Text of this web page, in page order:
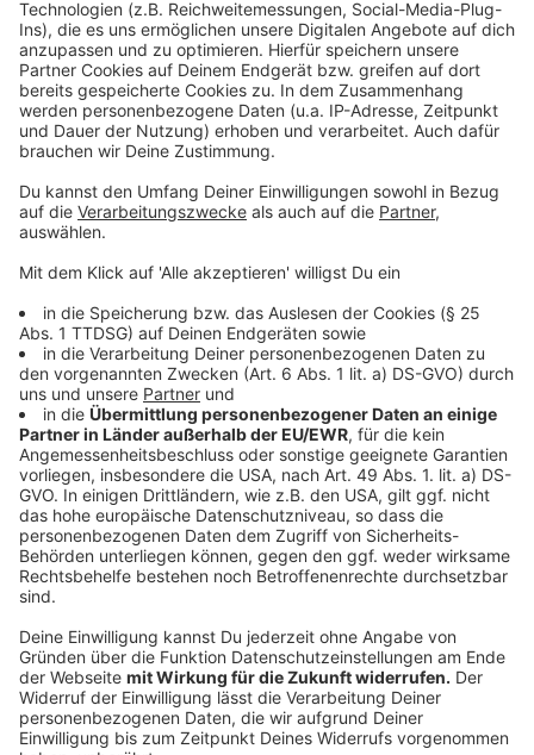
Teilnehmer haben das Recht, jederzeit aus Gründen,
die sich aus ihrer besonderen Situation ergeben, bei
Vorliegen der gesetzlichen Voraussetzungen gegen
die Verarbeitung ihrer Daten Widerspruch einzulegen.
Die Rechtmäßigkeit der bis zum Widerspruch
BDSG; Art. 21 DSGVO). Teilnehmer sind ebenfalls
berechtigt eine Berichtigung, Löschung oder Sperrung
ihrer personenbezogenen Daten zu verlangen, soweit
(§ 35 BDSG; Art. 16, 17 DSGVO). Zu beachten ist, dass
im Falle der Geltendmachung eines Widerspruchs oder
Anspruchs auf Sperrung oder Löschung der
personenbezogenen Daten während der Durchführung
des Gewinnspiels durch Teilnehmer, diese regelmäßig
nicht mehr an der Gewinnspielverlosung teilnehmen
können.
Wenn diesbezügliche Fragen zum Datenschutz oder
zur Datensicherheit bestehen, oder wenn Teilnehmer
vorstehend genannten Rechte geltend machen
möchten, erreichen die Teilnehmer den
Datenschutzbeauftragten per E-Mail unter
datenschutz@radionrw.deoder per Post unter oben
genannter Adresse der RADIO NRW GmbH. Teilnehmer
haben zudem das Recht, sich wegen Verstößen gegen